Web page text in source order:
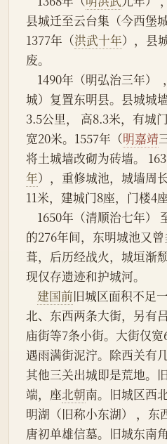
县城迁至云台集（今西堡城
1377年（洪武十年），县
废。
城）复置东明县。县城城
3.5公里， 高8.3米，有城
宽20米。1557年（明嘉靖
将土城墙改砌为砖墙。
年），重修城池，城墙周
11米，建城门8座，门楼4座
1650年（清顺治七年）
的276年间，东明城池又
葺，后历经战火，城垣渐颓
现仅存遗迹和护城河。
建国前旧城区面积不足
北、东西两条大街，另有
庙街等7条小街。大街仅宽
遇雨满街泥泞。除西关有
其他三关出城即是荒地。
端，座北朝南。旧城区西
明湖（旧称小东湖） ，东
唐初单雄信墓。旧城东南